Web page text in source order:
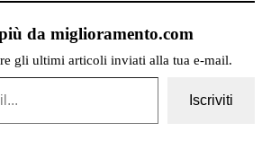
da miglioramento.com
gli ultimi articoli inviati alla tua e-mail.
Iscriviti